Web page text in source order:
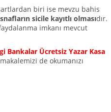
biri ise mevzu bahis
sicile kayıtlı olmasıdır.
imkanı mevcut
Bankalar Ücretsiz Yazar Kasa
makalemizi de okumanızı